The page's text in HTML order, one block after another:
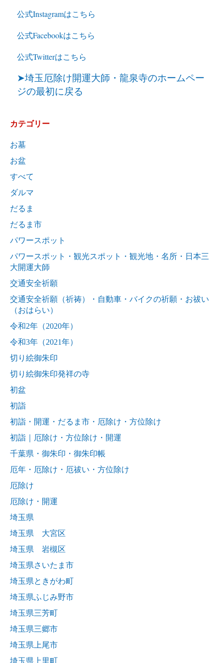
公式Instagramはこちら
公式Facebookはこちら
公式Twitterはこちら
➤埼玉厄除け開運大師・龍泉寺のホームペー
ジの最初に戻る
カテゴリー
お墓
お盆
すべて
ダルマ
だるま
だるま市
パワースポット
パワースポット・観光スポット・観光地・名所・日本三
大開運大師
交通安全祈願
交通安全祈願（祈祷）・自動車・バイクの祈願・お祓い
（おはらい）
令和2年（2020年）
令和3年（2021年）
切り絵御朱印
切り絵御朱印発祥の寺
初盆
初詣
初詣・開運・だるま市・厄除け・方位除け
初詣｜厄除け・方位除け・開運
千葉県・御朱印・御朱印帳
厄年・厄除け・厄祓い・方位除け
厄除け
厄除け・開運
埼玉県
埼玉県 大宮区
埼玉県 岩槻区
埼玉県さいたま市
埼玉県ときがわ町
埼玉県ふじみ野市
埼玉県三芳町
埼玉県三郷市
埼玉県上尾市
埼玉県上里町